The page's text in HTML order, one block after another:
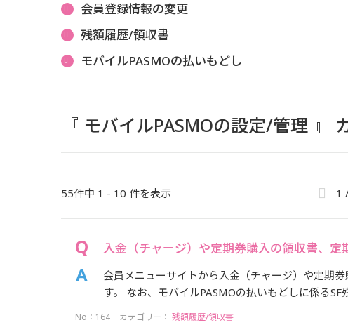
会員登録情報の変更
残額履歴/領収書
モバイルPASMOの払いもどし
『 モバイルPASMOの設定/管理 』
55件中 1 - 10 件を表示 1
入金（チャージ）や定期券購入の領収書、定
会員メニューサイトから入金（チャージ）や定期
す。 なお、モバイルPASMOの払いもどしに係る
No：164 カテゴリー： 残額履歴/領収書